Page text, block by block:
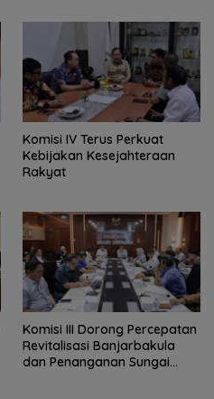
Komisi IV Terus Perkuat
Kebijakan Kesejahteraan
Rakyat
‎Komisi III Dorong Percepatan
Revitalisasi Banjarbakula
dan Penanganan Sungai